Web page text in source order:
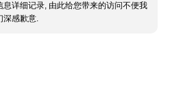
息详细记录, 由此给您带来的访问不便我
深感歉意.